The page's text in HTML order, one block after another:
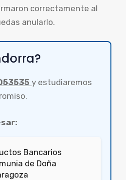
correctamente al
anularlo.
y estudiaremos
Bancarios
de Doña